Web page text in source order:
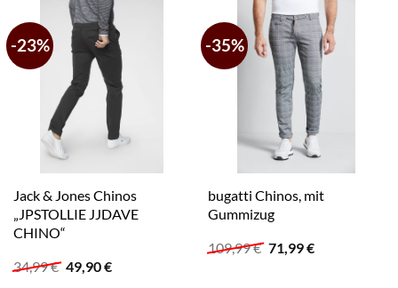
-23%
Jack & Jones Chinos
„JPSTOLLIE JJDAVE
CHINO“
34,99€ Ursprünglicher
Preis
49,90€Aktueller
-35%
bugatti Chinos, mit
Gummizug
109,99€ Ursprünglicher
Preis
71,99€Aktueller